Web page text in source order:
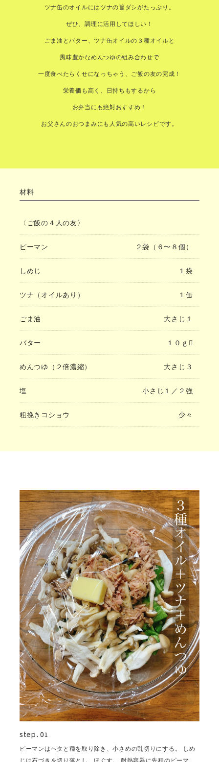
ツナ缶のオイルにはツナの旨ダシがたっぷり。
ぜひ、調理に活用してほしい！
ごま油とバター、ツナ缶オイルの３種オイルと
風味豊かなめんつゆの組み合わせで
一度食べたらくせになっちゃう、ご飯の友の完成！
栄養価も高く、日持ちもするから
お弁当にも絶対おすすめ！
お父さんのおつまみにも人気の高いレシピです。
材料
〈ご飯の４人の友〉
ピーマン ２袋（６〜８個）
しめじ １袋
ツナ（オイルあり） １缶
ごま油 大さじ１
バター １０ｇ
めんつゆ（２倍濃縮） 大さじ３
塩 小さじ１／２強
粗挽きコショウ 少々
step. 01
ピーマンはヘタと種を取り除き、小さめの乱切りにする。 しめ
じは石づきを切り落とし、ほぐす。 耐熱容器に先程のピーマ